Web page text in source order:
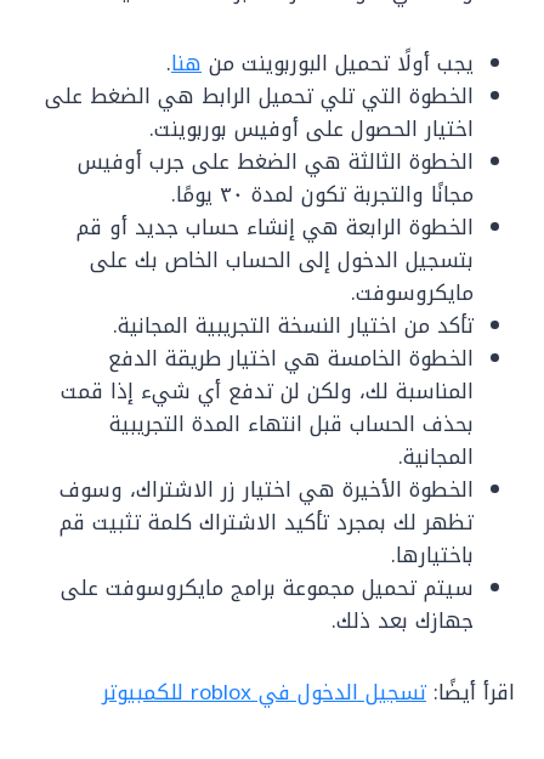
يجب أولًا تحميل البوربوينت منهنا.
الخطوة التي تلي تحميل الرابط هي الضغط على
اختيار الحصول على أوفيس بوربوينت.
الخطوة الثالثة هي الضغط على جرب أوفيس
مجانًا والتجربة تكون لمدة ٣٠ يومًا.
الخطوة الرابعة هي إنشاء حساب جديد أو قم
بتسجيل الدخول إلى الحساب الخاص بك على
مايكروسوفت.
تأكد من اختيار النسخة التجريبية المجانية.
الخطوة الخامسة هي اختيار طريقة الدفع
المناسبة لك، ولكن لن تدفع أي شيء إذا قمت
بحذف الحساب قبل انتهاء المدة التجريبية
المجانية.
الخطوة الأخيرة هي اختيار زر الاشتراك، وسوف
تظهر لك بمجرد تأكيد الاشتراك كلمة تثبيت قم
باختيارها.
سيتم تحميل مجموعة برامج مايكروسوفت على
جهازك بعد ذلك.
اقرأ أيضًا: تسجيل الدخول في roblox للكمبيوتر